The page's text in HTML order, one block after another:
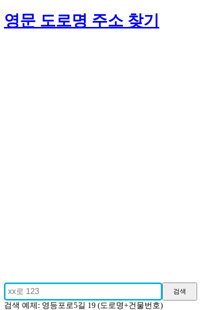
영문 도로명 주소 찾기
검색 예제: 영등포로5길 19 (도로명+건물번호)